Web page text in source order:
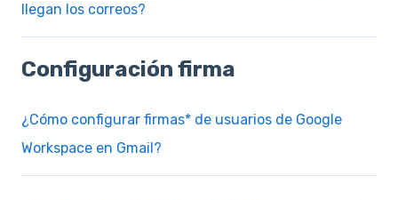
llegan los correos?
Configuración firma
¿Cómo configurar firmas* de usuarios de Google
Workspace en Gmail?